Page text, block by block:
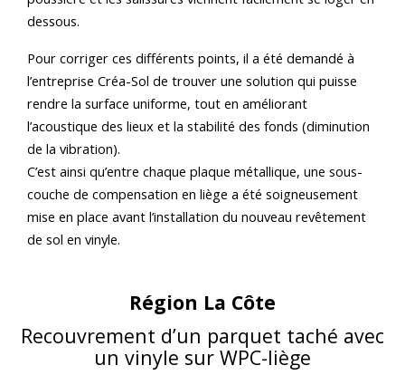
dessous.
Pour corriger ces différents points, il a été demandé à
l’entreprise Créa-Sol de trouver une solution qui puisse
rendre la surface uniforme, tout en améliorant
l’acoustique des lieux et la stabilité des fonds (diminution
de la vibration).
C’est ainsi qu’entre chaque plaque métallique, une sous-
couche de compensation en liège a été soigneusement
mise en place avant l’installation du nouveau revêtement
de sol en vinyle.
Région La Côte
Recouvrement d’un parquet taché avec
un vinyle sur WPC-liège